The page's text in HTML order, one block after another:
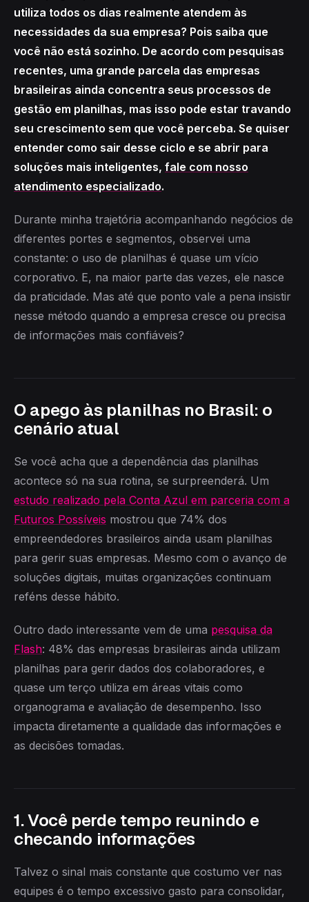
utiliza todos os dias realmente atendem às
necessidades da sua empresa? Pois saiba que
você não está sozinho. De acordo com pesquisas
recentes, uma grande parcela das empresas
brasileiras ainda concentra seus processos de
gestão em planilhas, mas isso pode estar travando
seu crescimento sem que você perceba. Se quiser
entender como sair desse ciclo e se abrir para
soluções mais inteligentes, fale com nosso
atendimento especializado.
Durante minha trajetória acompanhando negócios de
diferentes portes e segmentos, observei uma
constante: o uso de planilhas é quase um vício
corporativo. E, na maior parte das vezes, ele nasce
da praticidade. Mas até que ponto vale a pena insistir
nesse método quando a empresa cresce ou precisa
de informações mais confiáveis?
O apego às planilhas no Brasil: o
cenário atual
Se você acha que a dependência das planilhas
acontece só na sua rotina, se surpreenderá. Um
estudo realizado pela Conta Azul em parceria com a
Futuros Possíveis mostrou que 74% dos
empreendedores brasileiros ainda usam planilhas
para gerir suas empresas. Mesmo com o avanço de
soluções digitais, muitas organizações continuam
reféns desse hábito.
Outro dado interessante vem de uma pesquisa da
Flash: 48% das empresas brasileiras ainda utilizam
planilhas para gerir dados dos colaboradores, e
quase um terço utiliza em áreas vitais como
organograma e avaliação de desempenho. Isso
impacta diretamente a qualidade das informações e
as decisões tomadas.
1. Você perde tempo reunindo e
checando informações
Talvez o sinal mais constante que costumo ver nas
equipes é o tempo excessivo gasto para consolidar,